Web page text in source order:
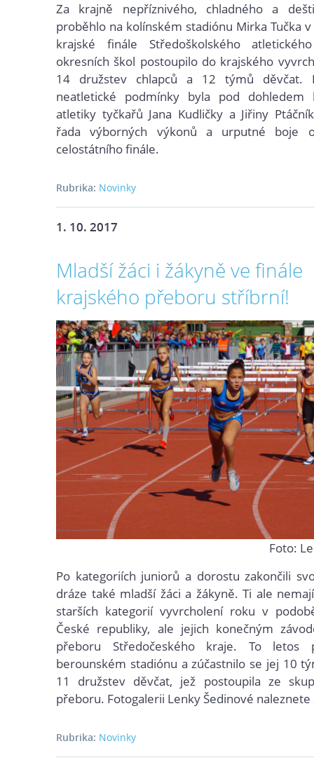
Za krajně nepříznivého, chladného a
proběhlo na kolínském stadiónu Mirka Tučka
krajské finále Středoškolského
okresních škol postoupilo do krajského
14 družstev chlapců a 12 týmů děvčat.
neatletické podmínky byla pod dohledem
atletiky tyčkařů Jana Kudličky a Jiřiny
řada výborných výkonů a urputné boje
celostátního finále.
Rubrika: Novinky
1. 10. 2017
Mladší žáci i žákyně ve finále
krajského přeboru stříbrní!
Foto:
Po kategoriích juniorů a dorostu zakončili
dráze také mladší žáci a žákyně. Ti ale
starších kategorií vyvrcholení roku v
České republiky, ale jejich konečným
přeboru Středočeského kraje. To letos
berounském stadiónu a zúčastnilo se jej 10
11 družstev děvčat, jež postoupila ze
přeboru. Fotogalerii Lenky Šedinové naleznete
Rubrika: Novinky